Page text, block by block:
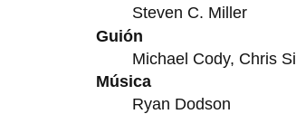
Steven C. Miller
Guión
Michael Cody, Chris
Música
Ryan Dodson